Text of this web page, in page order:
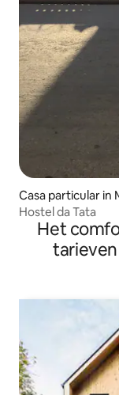
Casa particular in
Hostel da Tata
Het